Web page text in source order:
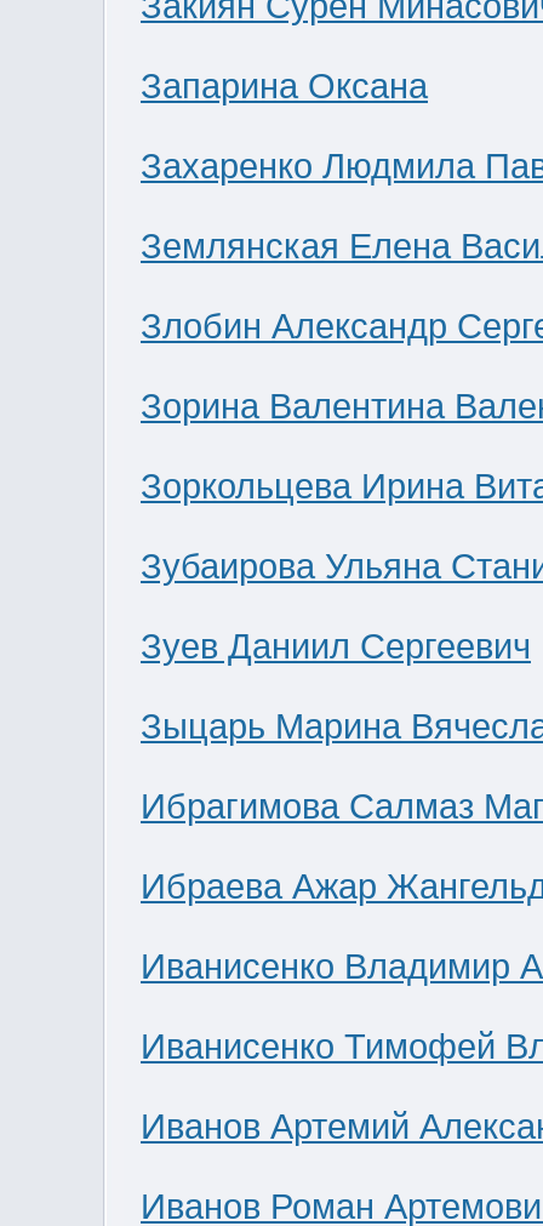
Запарина Оксана
Захаренко Людмила
Землянская Елена
Злобин Александр
Зорина Валентина
Зоркольцева Ирина
Зубаирова Ульяна
Зуев Даниил Сергеевич
Зыцарь Марина
Ибрагимова Салмаз
Ибраева Ажар
Иванисенко Владимир
Иванисенко Тимофей
Иванов Артемий
Иванов Роман